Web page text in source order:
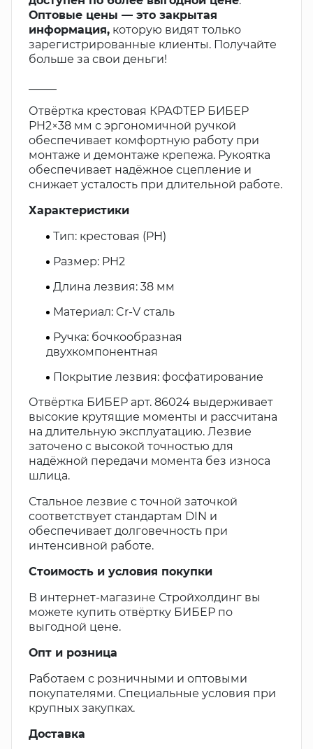
Оптовые цены — это закрытая
информация, которую видят только
зарегистрированные клиенты. Получайте
больше за свои деньги!
Отвёртка крестовая КРАФТЕР БИБЕР
PH2×38 мм с эргономичной ручкой
обеспечивает комфортную работу при
монтаже и демонтаже крепежа. Рукоятка
обеспечивает надёжное сцепление и
снижает усталость при длительной работе.
Характеристики
Тип: крестовая (PH)
Размер: PH2
Длина лезвия: 38 мм
Материал: Cr-V сталь
Ручка: бочкообразная
двухкомпонентная
Покрытие лезвия: фосфатирование
Отвёртка БИБЕР арт. 86024 выдерживает
высокие крутящие моменты и рассчитана
на длительную эксплуатацию. Лезвие
заточено с высокой точностью для
надёжной передачи момента без износа
шлица.
Стальное лезвие с точной заточкой
соответствует стандартам DIN и
обеспечивает долговечность при
интенсивной работе.
Стоимость и условия покупки
В интернет-магазине Стройхолдинг вы
можете купить отвёртку БИБЕР по
выгодной цене.
Опт и розница
Работаем с розничными и оптовыми
покупателями. Специальные условия при
крупных закупках.
Доставка